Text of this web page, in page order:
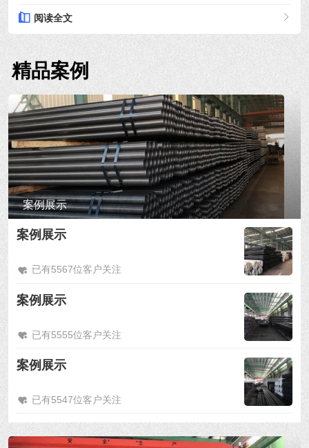
阅读全文
精品案例
案例展示
案例展示
已有5567位客户关注
案例展示
已有5555位客户关注
案例展示
已有5547位客户关注